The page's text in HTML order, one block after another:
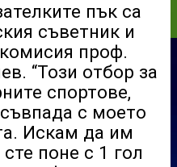
пък са
съветник и
проф.
“Този отбор за
спортове,
с моето
Искам да им
поне с 1 гол